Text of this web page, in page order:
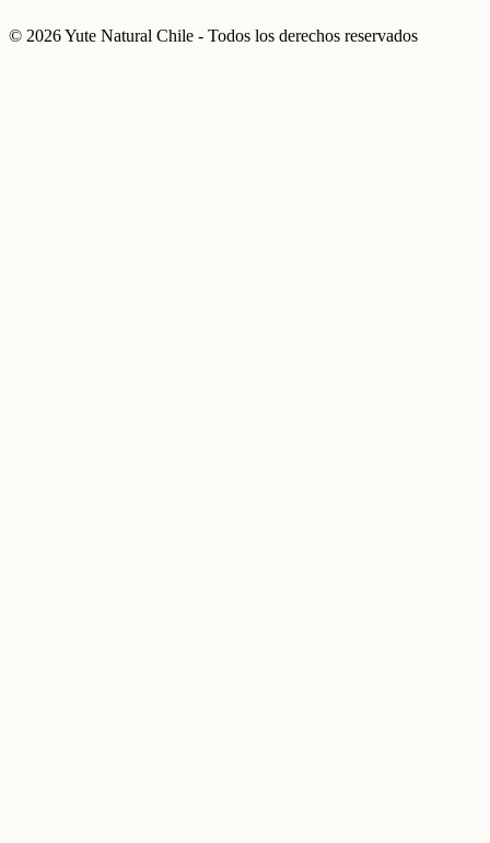
© 2026 Yute Natural Chile - Todos los derechos reservados